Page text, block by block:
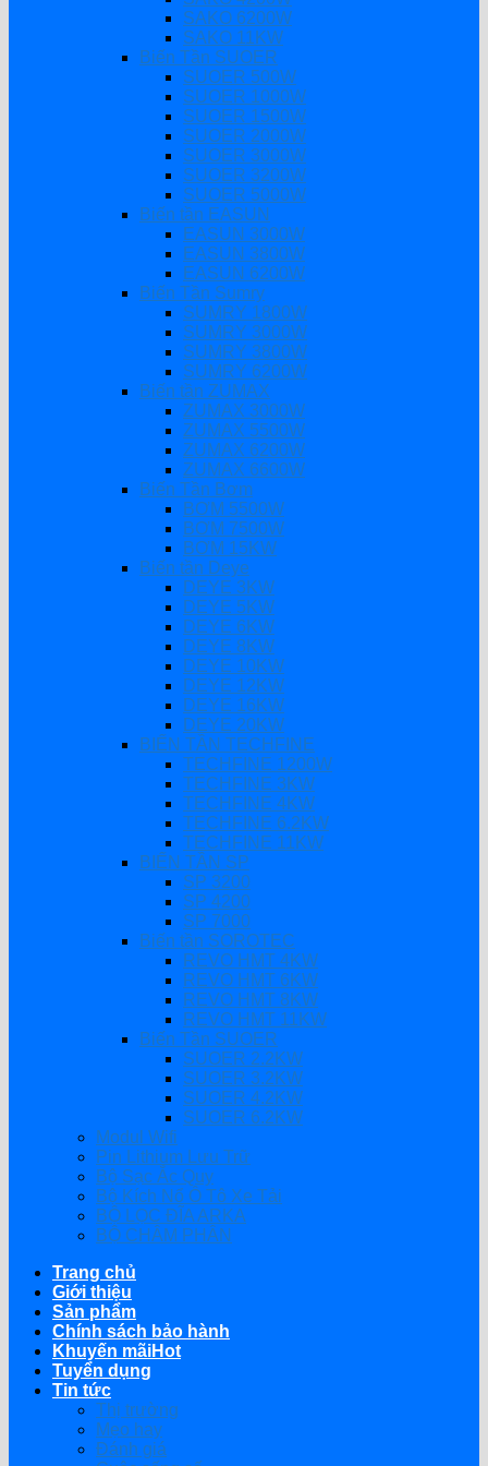
SAKO 6200W
SAKO 11KW
Biến Tần SUOER
SUOER 500W
SUOER 1000W
SUOER 1500W
SUOER 2000W
SUOER 3000W
SUOER 3200W
SUOER 5000W
Biến tần EASUN
EASUN 3000W
EASUN 3800W
EASUN 6200W
Biến Tần Sumry
SUMRY 1800W
SUMRY 3000W
SUMRY 3800W
SUMRY 6200W
Biến tần ZUMAX
ZUMAX 3000W
ZUMAX 5500W
ZUMAX 6200W
ZUMAX 6600W
Biến Tần Bơm
BƠM 5500W
BƠM 7500W
BƠM 15KW
Biến tần Deye
DEYE 3KW
DEYE 5KW
DEYE 6KW
DEYE 8KW
DEYE 10KW
DEYE 12KW
DEYE 16KW
DEYE 20KW
BIẾN TẦN TECHFINE
TECHFINE 1200W
TECHFINE 3KW
TECHFINE 4KW
TECHFINE 6.2KW
TECHFINE 11KW
BIẾN TẦN SP
SP 3200
SP 4200
SP 7000
Biến tần SOROTEC
REVO HMT 4KW
REVO HMT 6KW
REVO HMT 8KW
REVO HMT 11KW
Biến Tần SUOER
SUOER 2.2KW
SUOER 3.2KW
SUOER 4.2KW
SUOER 6.2KW
Modul Wifi
Pin Lithium Lưu Trữ
Bộ Sạc Ắc Quy
Bộ Kích Nổ Ô Tô Xe Tải
BỘ LỌC ĐĨA ARKA
BỘ CHÂM PHÂN
Trang chủ
Giới thiệu
Sản phẩm
Chính sách bảo hành
Khuyến mãi
Tuyển dụng
Tin tức
Thị trường
Mẹo hay
Đánh giá